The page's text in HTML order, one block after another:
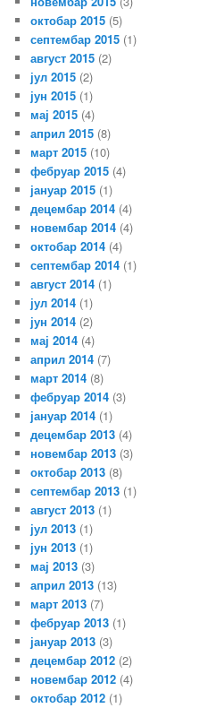
октобар 2015 (5)
септембар 2015 (1)
август 2015 (2)
јул 2015 (2)
јун 2015 (1)
мај 2015 (4)
април 2015 (8)
март 2015 (10)
фебруар 2015 (4)
јануар 2015 (1)
децембар 2014 (4)
новембар 2014 (4)
октобар 2014 (4)
септембар 2014 (1)
август 2014 (1)
јул 2014 (1)
јун 2014 (2)
мај 2014 (4)
април 2014 (7)
март 2014 (8)
фебруар 2014 (3)
јануар 2014 (1)
децембар 2013 (4)
новембар 2013 (3)
октобар 2013 (8)
септембар 2013 (1)
август 2013 (1)
јул 2013 (1)
јун 2013 (1)
мај 2013 (3)
април 2013 (13)
март 2013 (7)
фебруар 2013 (1)
јануар 2013 (3)
децембар 2012 (2)
новембар 2012 (4)
октобар 2012 (1)